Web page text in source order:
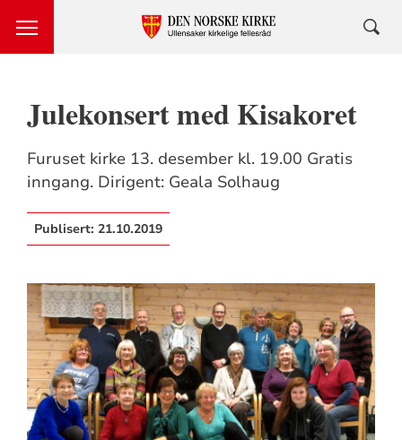
Julekonsert med Kisakoret
Furuset kirke 13. desember kl. 19.00 Gratis
inngang. Dirigent: Geala Solhaug
Publisert: 21.10.2019